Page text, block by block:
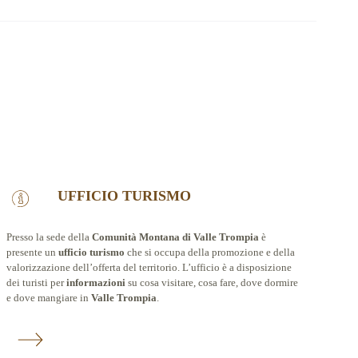
UFFICIO TURISMO
Presso la sede della Comunità Montana di Valle Trompiaè
presente un ufficio turismo che si occupa della promozione e della
valorizzazione dell’offerta del territorio. L’ufficio è a disposizione
dei turisti perinformazionisu cosa visitare, cosa fare, dove dormire
e dove mangiare in Valle Trompia.